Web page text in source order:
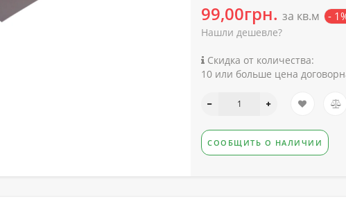
99,00грн. за кв.м -
Нашли дешевле?
Скидка от количества:
10 или больше цена
СООБЩИТЬ О НАЛИЧИИ